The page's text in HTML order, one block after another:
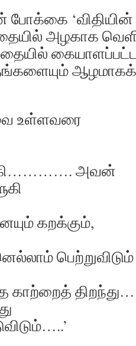
‘விதியின்
அழகாக
உள்ளவரை
அவன்
கறக்கும்,
பெற்றுவிடும்
காற்றைத்